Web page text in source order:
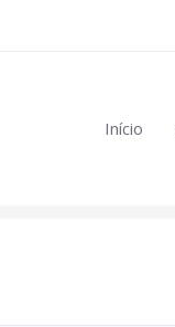
Início